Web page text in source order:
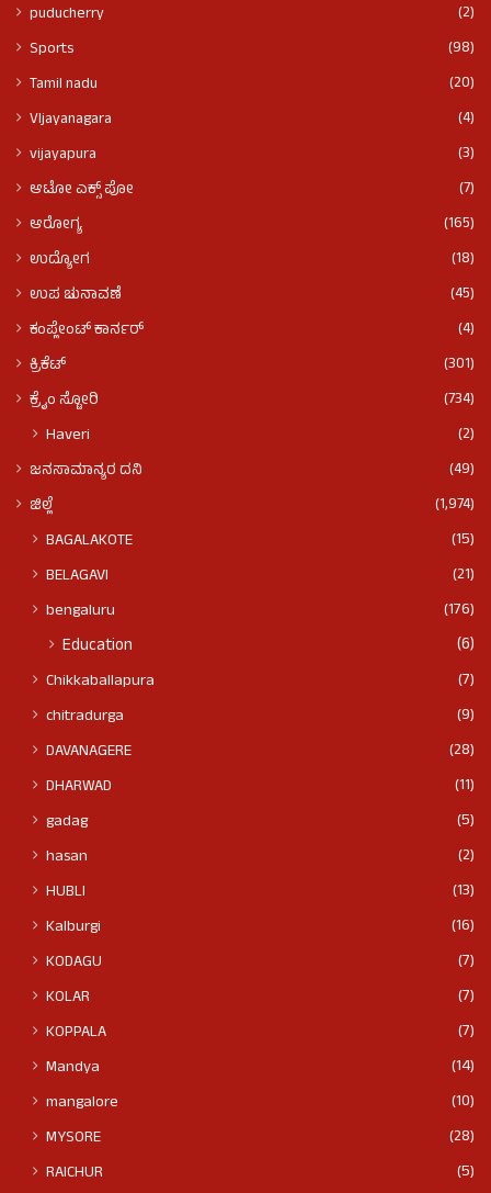
puducherry
(2)
Sports
(98)
Tamil nadu
(20)
VIjayanagara
(4)
vijayapura
(3)
ಆಟೋ ಎಕ್ಸ್ ಪೋ
(7)
ಆರೋಗ್ಯ
(165)
ಉದ್ಯೋಗ
(18)
ಉಪ ಚುನಾವಣೆ
(45)
ಕಂಪ್ಲೇಂಟ್ ಕಾರ್ನರ್
(4)
ಕ್ರಿಕೆಟ್
(301)
ಕ್ರೈಂ ಸ್ಟೋರಿ
(734)
Haveri (2)
ಜನಸಾಮಾನ್ಯರ ದನಿ
(49)
ಜಿಲ್ಲೆ
(1,974)
BAGALAKOTE
(15)
BELAGAVI
(21)
bengaluru
(176)
Education (6)
Chikkaballapura
(7)
chitradurga
(9)
DAVANAGERE
(28)
DHARWAD
(11)
gadag
(5)
hasan
(2)
HUBLI
(13)
Kalburgi
(16)
KODAGU
(7)
KOLAR
(7)
KOPPALA
(7)
Mandya
(14)
mangalore
(10)
MYSORE
(28)
RAICHUR
(5)